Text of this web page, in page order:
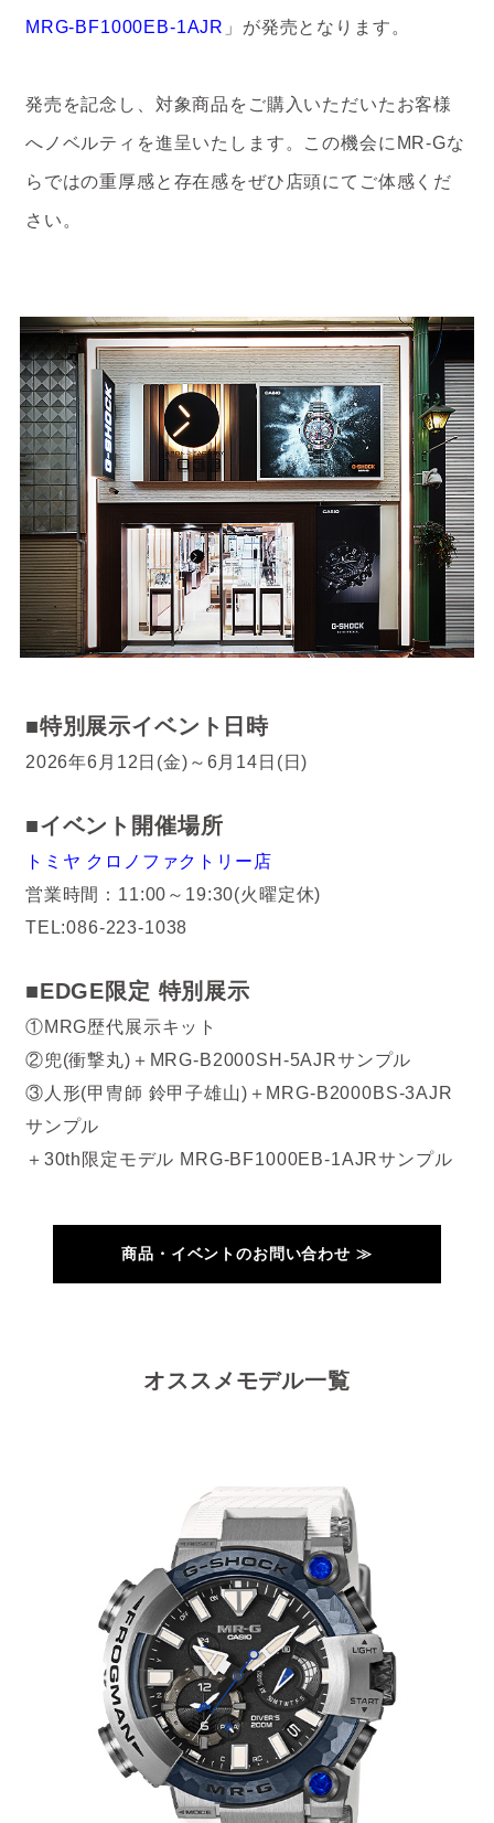
MRG-BF1000EB-1AJR 」が発売となります。
発売を記念し、対象商品をご購入いただいたお客様
へノベルティを進呈いたします。 この機会にMR-Gな
らではの重厚感と存在感をぜひ店頭にてご体感くだ
さい。
■特別展示イベント日時
2026年6月12日(金)～6月14日(日)
■イベント開催場所
トミヤ クロノファクトリー店
営業時間：11:00～19:30(火曜定休)
TEL:086-223-1038
■EDGE限定 特別展示
①MRG歴代展示キット
②兜(衝撃丸)＋MRG-B2000SH-5AJRサンプル
③人形(甲冑師 鈴甲子雄山)＋MRG-B2000BS-3AJR
サンプル
＋30th限定モデル MRG-BF1000EB-1AJRサンプル
商品・イベントのお問い合わせ ≫
オススメモデル一覧